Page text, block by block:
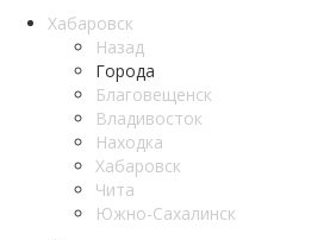
Хабаровск
Назад
Города
Благовещенск
Владивосток
Находка
Хабаровск
Чита
Южно-Сахалинск